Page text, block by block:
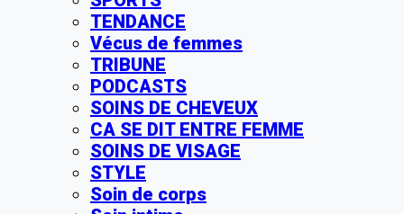
TENDANCE
Vécus de femmes
TRIBUNE
PODCASTS
SOINS DE CHEVEUX
CA SE DIT ENTRE FEMME
SOINS DE VISAGE
STYLE
Soin de corps